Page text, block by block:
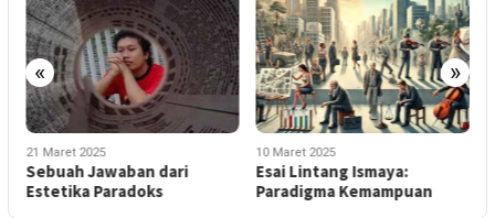
« »
21 Maret 2025
Sebuah Jawaban dari
Estetika Paradoks
10 Maret 2025
Esai Lintang Ismaya:
Paradigma Kemampuan